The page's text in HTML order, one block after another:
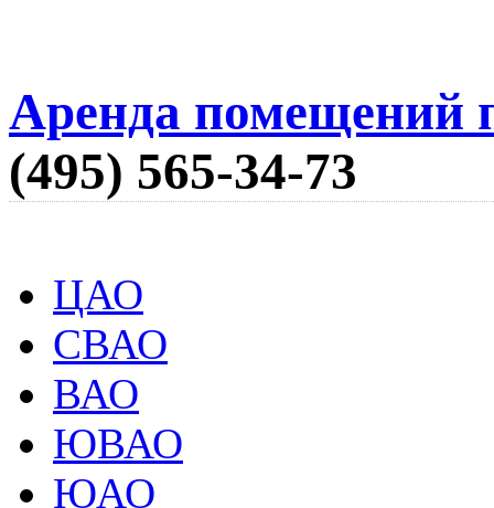
Аренда помещений
(495) 565-34-73
ЦАО
СВАО
ВАО
ЮВАО
ЮАО